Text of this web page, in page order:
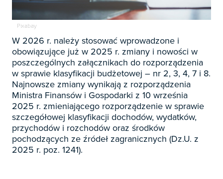
Prenumerata 2026 

Księgowość
Kadry
Biznes / Zarządzanie
Sygnaliści 
Prawo Pracy i ZUS 
Czasopisma
E-wydania
Książki
E-booki
Rachunkowość i finanse 
Czasopisma
E-wydania
Książki
Rachunkowość budżetowa 
Czasopisma
E-wydania
Podatki 
Czasopisma
Biura rachunkowe
Pixabay
W 2026 r. należy stosować wprowadzone i
obowiązujące już w 2025 r. zmiany i nowości w
poszczególnych załącznikach do rozporządzenia
w sprawie klasyfikacji budżetowej – nr 2, 3, 4, 7 i 8.
Najnowsze zmiany wynikają z rozporządzenia
Ministra Finansów i Gospodarki z 10 września
2025 r. zmieniającego rozporządzenie w sprawie
szczegółowej klasyfikacji dochodów, wydatków,
przychodów i rozchodów oraz środków
pochodzących ze źródeł zagranicznych (Dz.U. z
2025 r. poz. 1241).